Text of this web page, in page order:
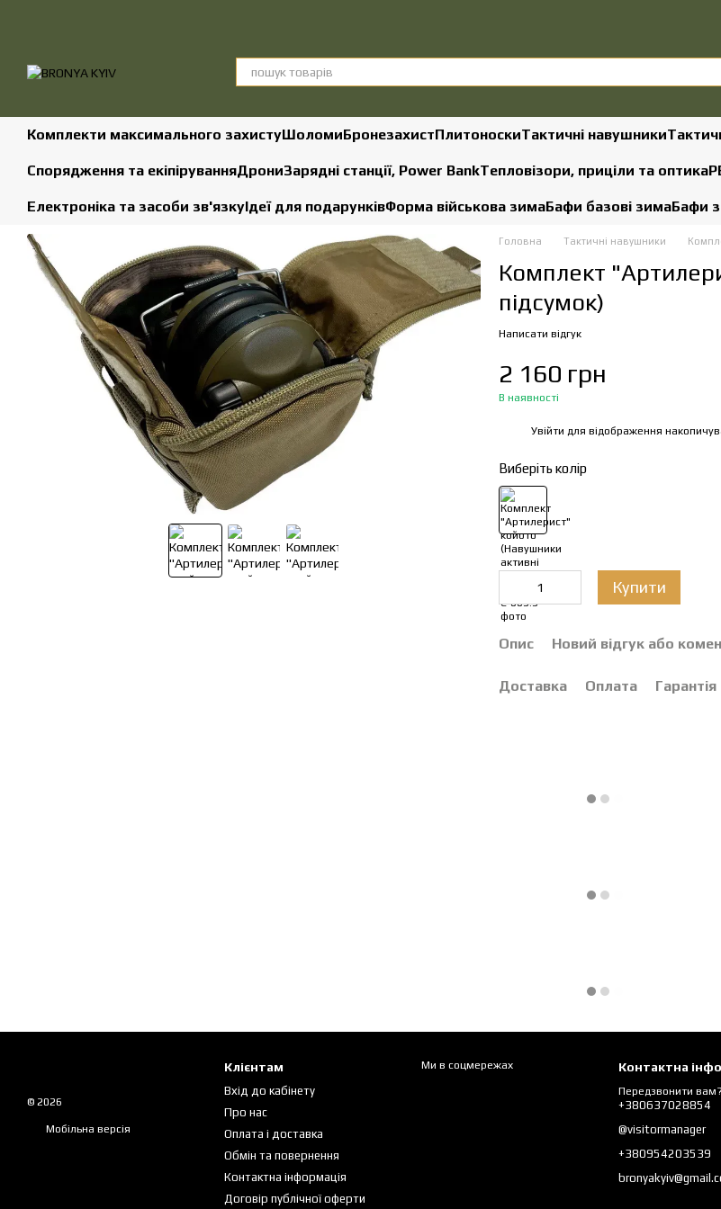
Комплекти максимального захистуШоломиБронезахистПлитоноскиТактичні навушники
Спорядження та екіпіруванняДрониЗарядні станції, Power BankТепловізори, приціли та оптика
Електроніка та засоби зв'язкуІдеї для подарунківФорма військова зимаБафи базові зимаБафи
Головна Тактичні навушники
Комплект
підсумок)
Написати відгук
2 160 грн
В наявності
Увійти для відображення
Виберіть колір
Купити
Опис Новий відгук або
Доставка Оплата Гарантія
© 2026
Мобільна версія
Клієнтам
Вхід до кабінету
Про нас
Оплата і доставка
Обмін та повернення
Контактна інформація
Договір публічної оферти
Ми в соцмережах Контактна
Передзвонити вам?
+380637028854
@visitormanager
+380954203539